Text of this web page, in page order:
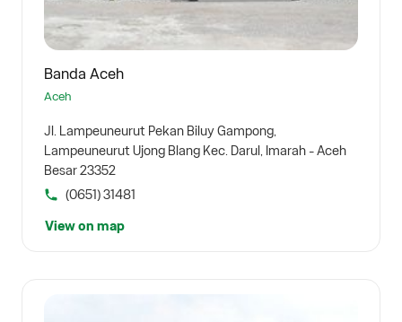
Banda Aceh
Aceh
Jl. Lampeuneurut Pekan Biluy Gampong,
Lampeuneurut Ujong Blang Kec. Darul, Imarah - Aceh
Besar 23352
(0651) 31481
View on map